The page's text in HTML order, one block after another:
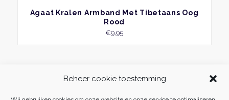
Beheer cookie toestemming
BEKIJK
Agaat Kralen Armband Met Tibetaans Oog
Rood
€9,95